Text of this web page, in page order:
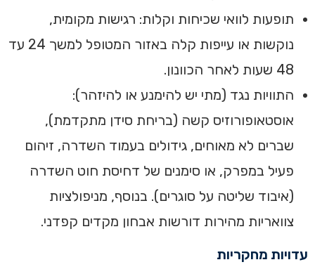
תופעות לוואי שכיחות וקלות: רגישות מקומית,
נוקשות או עייפות קלה באזור המטופל למשך 24 עד
48 שעות לאחר הכוונון.
התוויות נגד (מתי יש להימנע או להיזהר):
אוסטאופורוזיס קשה (בריחת סידן מתקדמת),
שברים לא מאוחים, גידולים בעמוד השדרה, זיהום
פעיל במפרק, או סימנים של דחיסת חוט השדרה
(איבוד שליטה על סוגרים). בנוסף, מניפולציות
צוואריות מהירות דורשות אבחון מקדים קפדני.
עדויות מחקריות